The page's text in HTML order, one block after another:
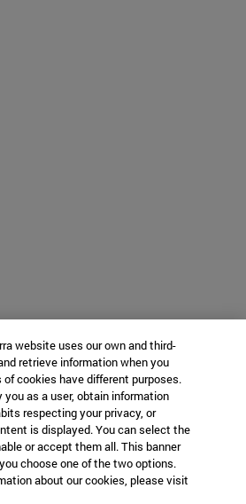
website uses our own and third-
retrieve information when you
cookies have different purposes.
as a user, obtain information
respecting your privacy, or
is displayed. You can select the
or accept them all. This banner
choose one of the two options.
about our cookies, please visit